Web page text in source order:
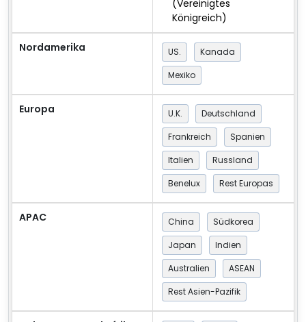
(Vereinigtes
Königreich)
Nordamerika US.
Kanada
Mexiko
Europa U.K.
Deutschland
Frankreich
Spanien
Italien
Russland
Benelux
Rest Europas
APAC China
Südkorea
Japan
Indien
Australien
ASEAN
Rest Asien-Pazifik